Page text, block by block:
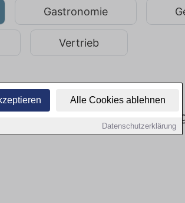
Alle Cookies ablehnen
Datenschutzerklärung
Gastronomie
Vertrieb
für Fahrer in